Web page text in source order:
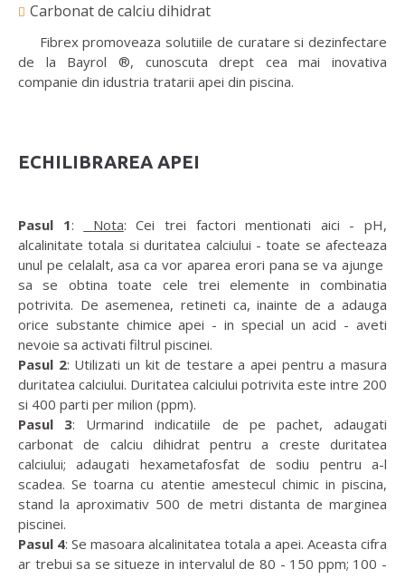
Carbonat de calciu dihidrat
Fibrex promoveaza solutiile de curatare si dezinfectare
de la Bayrol ®, cunoscuta drept cea mai inovativa
companie din idustria tratarii apei din piscina.
ECHILIBRAREA APEI
Pasul 1: Nota: Cei trei factori mentionati aici - pH,
alcalinitate totala si duritatea calciului - toate se afecteaza
unul pe celalalt, asa ca vor aparea erori pana se va ajunge
sa se obtina toate cele trei elemente in combinatia
potrivita. De asemenea, retineti ca, inainte de a adauga
orice substante chimice apei - in special un acid - aveti
nevoie sa activati filtrul piscinei.
Pasul 2: Utilizati un kit de testare a apei pentru a masura
duritatea calciului. Duritatea calciului potrivita este intre 200
si 400 parti per milion (ppm).
Pasul 3: Urmarind indicatiile de pe pachet, adaugati
carbonat de calciu dihidrat pentru a creste duritatea
calciului; adaugati hexametafosfat de sodiu pentru a-l
scadea. Se toarna cu atentie amestecul chimic in piscina,
stand la aproximativ 500 de metri distanta de marginea
piscinei.
Pasul 4: Se masoara alcalinitatea totala a apei. Aceasta cifra
ar trebui sa se situeze in intervalul de 80 - 150 ppm; 100 -